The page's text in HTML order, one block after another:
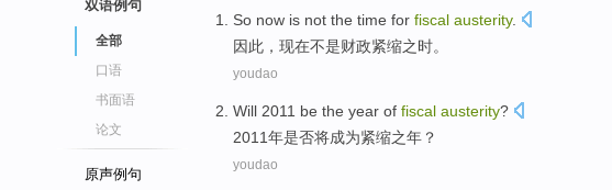
双语例句
全部
口语
书面语
论文
原声例句
So now is not the time for fiscal austerity.
因此， 现在不是财政紧缩之时。
youdao
Will 2011 be the year of fiscal austerity?
2011年是否将成为紧缩之年？
youdao